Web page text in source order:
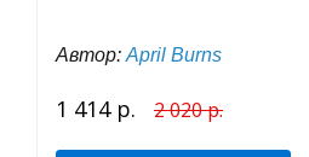
Автор: April Burns
1 414 р. 2 020 р.